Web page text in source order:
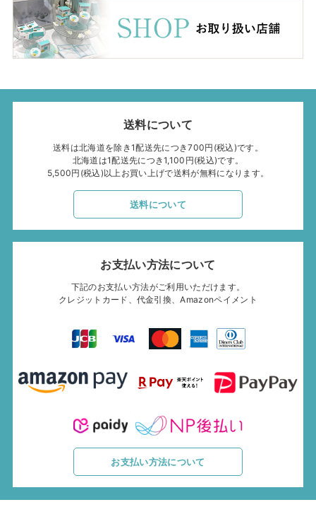
送料について
送料は北海道を除き1配送先につき700円(税込)です。
北海道は1配送先につき1,100円(税込)です。
5,500円(税込)以上お買い上げで送料が無料になります。
送料について
お支払い方法について
下記のお支払い方法がご利用いただけます。
クレジットカード、代金引換、Amazonペイメント
お支払い方法について